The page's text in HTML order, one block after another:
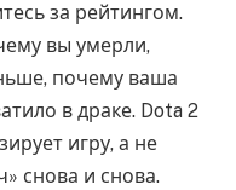
за рейтингом.
вы умерли,
почему ваша
в драке. Dota 2
игру, а не
снова и снова.